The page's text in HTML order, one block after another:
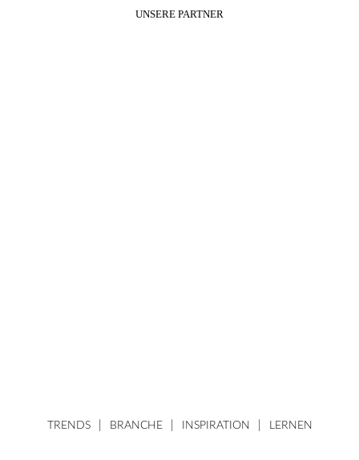
UNSERE PARTNER
TRENDS BRANCHE INSPIRATION LERNEN